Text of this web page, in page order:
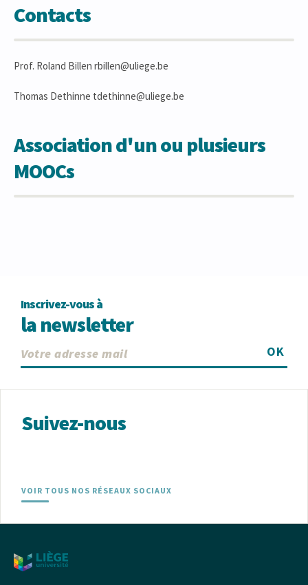
Contacts
Prof. Roland Billen rbillen@uliege.be
Thomas Dethinne tdethinne@uliege.be
Association d'un ou plusieurs
MOOCs
Inscrivez-vous à
la newsletter
OK
Suivez-nous
VOIR TOUS NOS RÉSEAUX SOCIAUX